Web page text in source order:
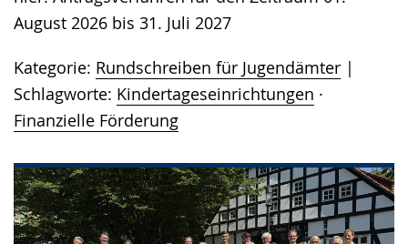
August 2026 bis 31. Juli 2027
Kategorie: Rundschreiben für Jugendämter
Schlagworte: Kindertageseinrichtungen ·
Finanzielle Förderung